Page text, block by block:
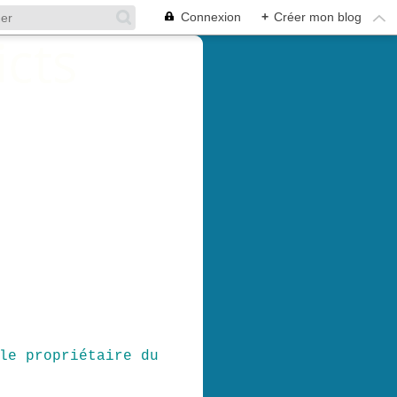
Connexion + Créer mon blog
propriétaire du